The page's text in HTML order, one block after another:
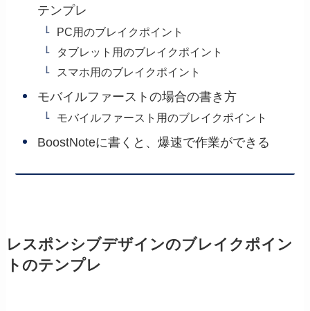
テンプレ
PC用のブレイクポイント
タブレット用のブレイクポイント
スマホ用のブレイクポイント
モバイルファーストの場合の書き方
モバイルファースト用のブレイクポイント
BoostNoteに書くと、爆速で作業ができる
レスポンシブデザインのブレイクポイン
トのテンプレ